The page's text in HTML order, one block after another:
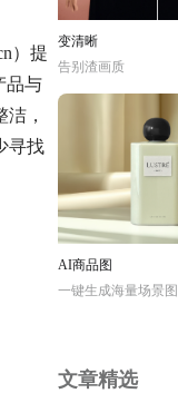
）提
品与
，
寻找
变清晰
告别渣画质
AI商品图
一键生成海量场景图
文章精选